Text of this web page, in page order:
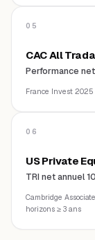
05
CAC All
Performance
France Invest 2025
06
US Private
TRI net annuel
Cambridge
horizons ≥ 3 ans